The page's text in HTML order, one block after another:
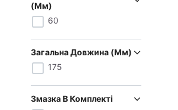
(мм)
60
Загальна Довжина (мм)
175
Змазка В Комплекті